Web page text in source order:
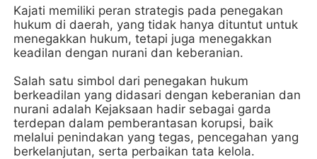
Kajati memiliki peran strategis pada penegakan
hukum di daerah, yang tidak hanya dituntut untuk
menegakkan hukum, tetapi juga menegakkan
keadilan dengan nurani dan keberanian.
Salah satu simbol dari penegakan hukum
berkeadilan yang didasari dengan keberanian dan
nurani adalah Kejaksaan hadir sebagai garda
terdepan dalam pemberantasan korupsi, baik
melalui penindakan yang tegas, pencegahan yang
berkelanjutan, serta perbaikan tata kelola.